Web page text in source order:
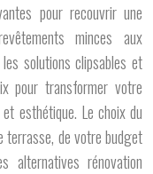
pour recouvrir une
minces aux
solutions clipsables et
pour transformer votre
esthétique. Le choix du
terrasse, de votre budget
alternatives rénovation